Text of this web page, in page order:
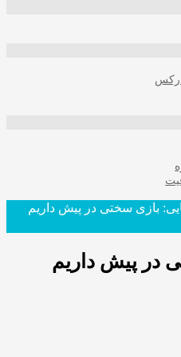
بازی سختی در پیش داریم
در پیش داریم